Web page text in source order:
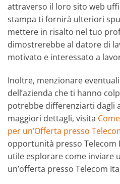
attraverso il loro sito web
stampa ti fornirà ulteriori
mettere in risalto nel tuo
dimostrerebbe al datore di
motivato e interessato a
Inoltre, menzionare
dell’azienda che ti hanno
potrebbe differenziarti dagli
maggiori dettagli, visita
per un’Offerta presso
opportunità presso Telecom
utile esplorare come inviare
un’offerta presso Telecom